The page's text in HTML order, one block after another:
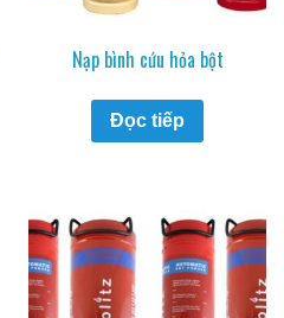
Nạp bình cứu hỏa bột
Đọc tiếp